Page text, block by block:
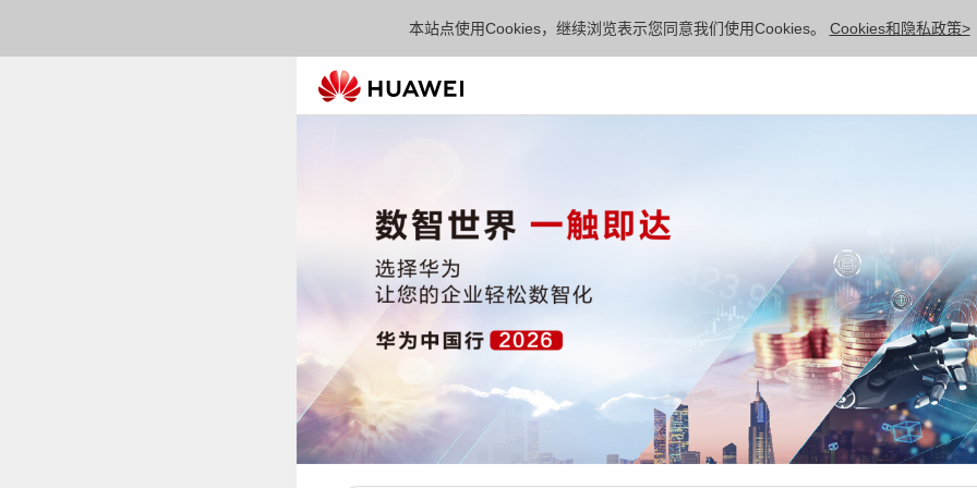
本站点使用Cookies，继续浏览表示您同意我们使用Cookies。 Cookies和隐私政策>